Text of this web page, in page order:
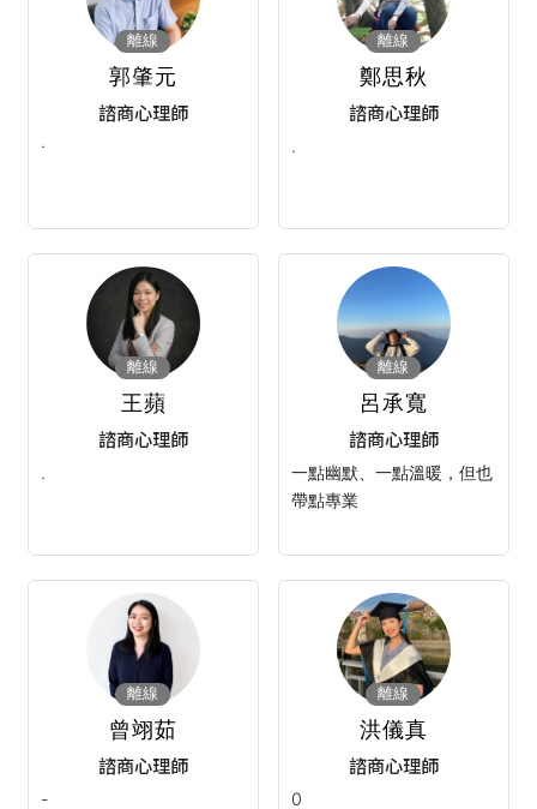
離線
郭肇元
諮商心理師
·
離線
鄭思秋
諮商心理師
.
離線
王蘋
諮商心理師
.
離線
呂承寬
諮商心理師
一點幽默、一點溫暖，但也
帶點專業
離線
曾翊茹
諮商心理師
-
離線
洪儀真
諮商心理師
0